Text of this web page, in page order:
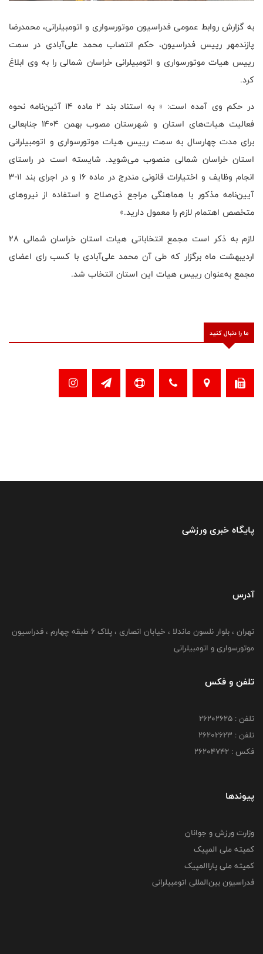
به گزارش روابط عمومی فدراسیون موتورسواری و اتومبیلرانی، محمدرضا
پازندمهر رییس فدراسیون، حکم انتصاب محمد علی‌آبادی در سمت
رییس هیات موتورسواری و اتومبیلرانی خراسان شمالی را به وی ابلاغ
کرد.
در حکم وی آمده است: « به استناد بند ۲ ماده ۱۴ آئین‌نامه نحوه
فعالیت هیات‌های استان و شهرستان مصوب بهمن ۱۴۰۴ جنابعالی
برای مدت چهارسال به سمت رییس هیات موتورسواری و اتومبیلرانی
استان خراسان شمالی منصوب می‌شوید. شایسته است در راستای
انجام وظایف و اختیارات قانونی مندرج در ماده ۱۶ و در اجرای بند 11-3
آیین‌نامه مذکور با هماهنگی مراجع ذی‌صلاح و استفاده از نیروهای
متخصص اهتمام لازم را معمول دارید.»
لازم به ذکر است مجمع انتخاباتی هیات استان خراسان شمالی 28
اردیبهشت ماه برگزار که طی آن محمد علی‌آبادی با کسب رای اعضای
مجمع به‌عنوان رییس هیات این استان انتخاب شد.
ما را دنبال کنید
پایگاه خبری ورزشی
آدرس
تهران ، بلوار نلسون ماندلا ، خیابان انصاری ، پلاک ۶ طبقه چهارم ، فدراسیون
موتورسواری و اتومبیلرانی
تلفن و فکس
تلفن : ۲۶۲۰۲۶۲۵
تلفن : ۲۶۲۰۲۶۲۳
فکس : ۲۶۲۰۴۷۴۲
پیوندها
وزارت ورزش و جوانان
کمیته ملی المپیک
کمیته ملی پاراالمپیک
فدراسیون بین‌المللی اتومبیلرانی